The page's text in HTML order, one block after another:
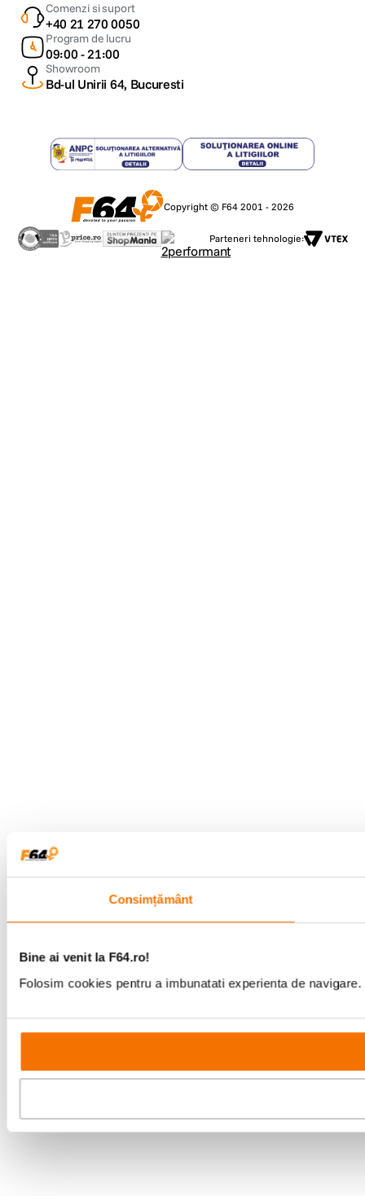
Consimțământ
Bine ai venit la F64.ro!
Folosim cookies pentru a imbunatati experienta de
Comenzi si suport
+40 21 270 0050
Program de lucru
09:00 - 21:00
Showroom
Bd-ul Unirii 64, Bucuresti
Copyright © F64 2001 - 2026
Parteneri tehnologie: